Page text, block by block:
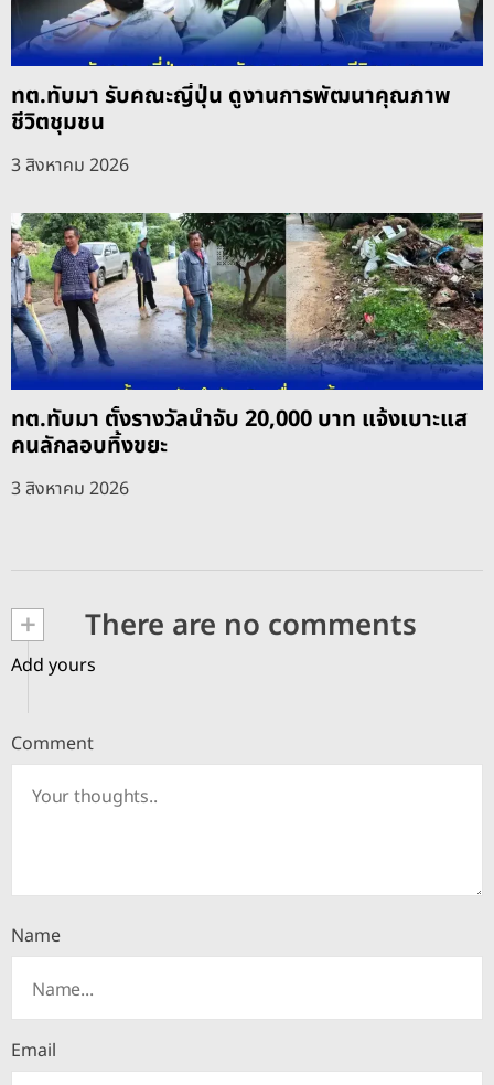
ทต.ทับมา รับคณะญี่ปุ่น ดูงานการพัฒนาคุณภาพ
ชีวิตชุมชน
3 สิงหาคม 2026
ทต.ทับมา ตั้งรางวัลนำจับ 20,000 บาท แจ้งเบาะแส
คนลักลอบทิ้งขยะ
3 สิงหาคม 2026
+ There are no comments
Add yours
Comment
Name
Email